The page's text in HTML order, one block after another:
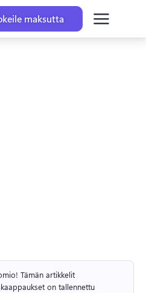
maksutta
Tämän artikkelit
on tallennettu